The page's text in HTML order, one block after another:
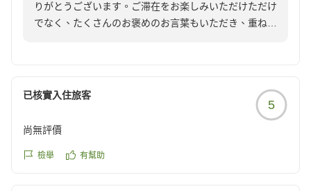
夜鳴きそばも、夜食べるには丁度良く美味しくちょうだいし
ました。
たし、欠点を見つけるのが難しいほど文句なしのお宿でし
また利用したいです。
https://review.travel.rakuten.co.jp/hotel/voice/164657?
りがとうございます。ご滞在をお楽しみいただけただけ
でなく、たくさんのお褒めのお言葉もいただき、重ねて
ご朝食におきましては、柿の葉寿司などのご当地メニュ
ーをはじめ豊富な品揃えをご用意しております。ご堪能
いただけたご様子が伺え、何よりでございます。季節ご
いただければ幸いでございます。当館は1階に大浴場が
已核實入住旅客
5
尚無評價
檢舉 有幫助